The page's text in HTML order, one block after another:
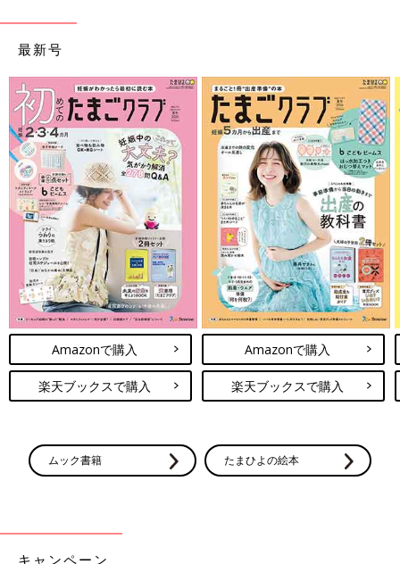
最新号
Amazonで購入
楽天ブックスで購入
Amazonで購入
楽天ブックスで購入
ムック書籍 たまひよの絵本
キャンペーン